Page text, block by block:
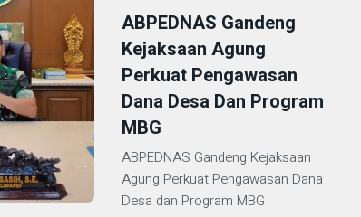
ABPEDNAS Gandeng
Kejaksaan Agung
Perkuat Pengawasan
Dana Desa Dan Program
MBG
ABPEDNAS Gandeng Kejaksaan
Agung Perkuat Pengawasan Dana
Desa dan Program MBG